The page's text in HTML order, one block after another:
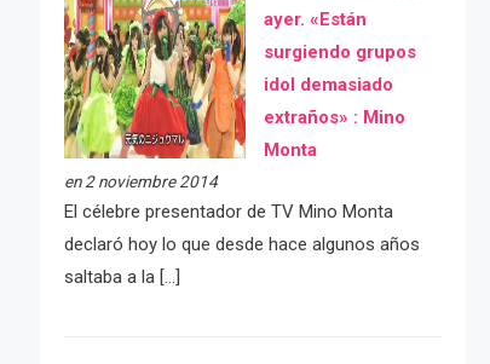
ayer. «Están
surgiendo grupos
idol demasiado
extraños» : Mino
Monta
en 2 noviembre 2014
El célebre presentador de TV Mino Monta
declaró hoy lo que desde hace algunos años
saltaba a la […]